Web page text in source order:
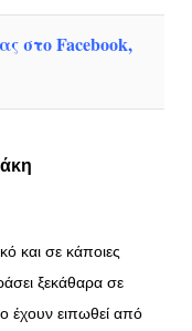
στο Facebook,
και σε κάποιες
ξεκάθαρα σε
έχουν ειπωθεί από